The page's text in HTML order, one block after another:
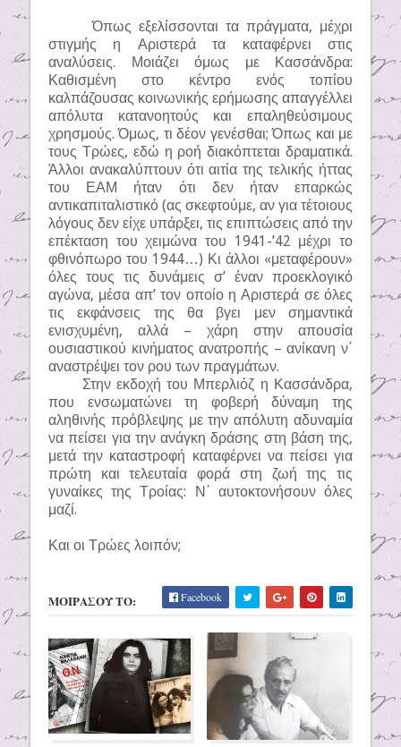
Όπως εξελίσσονται τα πράγματα, μέχρι
στιγμής η Αριστερά τα καταφέρνει στις
αναλύσεις. Μοιάζει όμως με Κασσάνδρα:
Καθισμένη στο κέντρο ενός τοπίου
καλπάζουσας κοινωνικής ερήμωσης απαγγέλλει
απόλυτα κατανοητούς και επαληθεύσιμους
χρησμούς. Όμως, τι δέον γενέσθαι; Όπως και με
τους Τρώες, εδώ η ροή διακόπτεται δραματικά.
Άλλοι ανακαλύπτουν ότι αιτία της τελικής ήττας
του ΕΑΜ ήταν ότι δεν ήταν επαρκώς
αντικαπιταλιστικό (ας σκεφτούμε, αν για τέτοιους
λόγους δεν είχε υπάρξει, τις επιπτώσεις από την
επέκταση του χειμώνα του 1941-’42 μέχρι το
φθινόπωρο του 1944…) Κι άλλοι «μεταφέρουν»
όλες τους τις δυνάμεις σ’ έναν προεκλογικό
αγώνα, μέσα απ’ τον οποίο η Αριστερά σε όλες
τις εκφάνσεις της θα βγει μεν σημαντικά
ενισχυμένη, αλλά – χάρη στην απουσία
ουσιαστικού κινήματος ανατροπής – ανίκανη ν΄
αναστρέψει τον ρου των πραγμάτων.
Στην εκδοχή του Μπερλιόζ η Κασσάνδρα,
που ενσωματώνει τη φοβερή δύναμη της
αληθινής πρόβλεψης με την απόλυτη αδυναμία
να πείσει για την ανάγκη δράσης στη βάση της,
μετά την καταστροφή καταφέρνει να πείσει για
πρώτη και τελευταία φορά στη ζωή της τις
γυναίκες της Τροίας: Ν΄ αυτοκτονήσουν όλες
μαζί.
Και οι Τρώες λοιπόν;
ΜΟΙΡΑΣΟΥ ΤΟ: Facebook